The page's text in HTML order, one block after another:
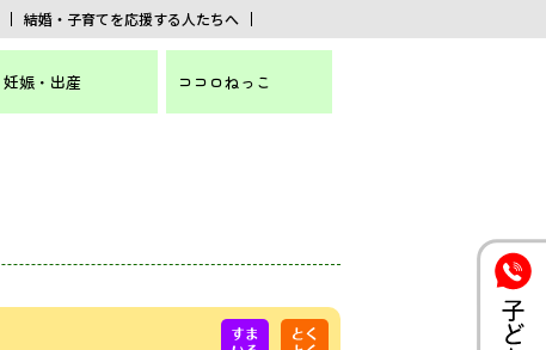
結婚・子育てを応援する人たちへ
妊娠・出産 ココロねっこ